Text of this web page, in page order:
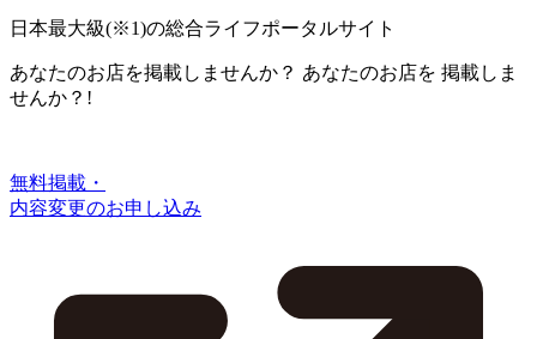
日本最大級(※1)の総合ライフポータルサイト
あなたのお店を掲載しませんか？ あなたのお店を 掲載しま
せんか？!
無料掲載・
内容変更のお申し込み